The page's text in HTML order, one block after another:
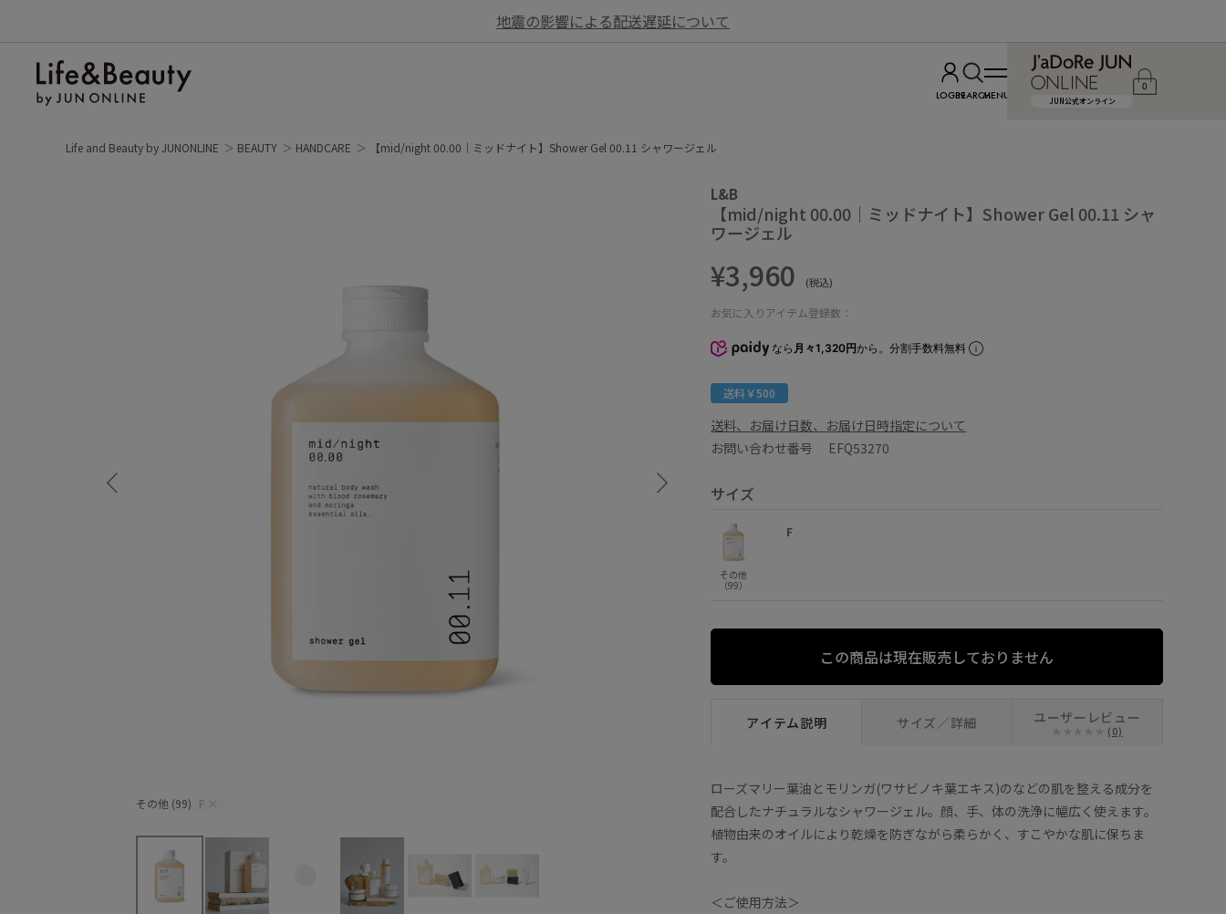
地震の影響による配送遅延について
LOGINSEARCHMENU JUN公式オンライン
0
Life and Beauty by JUNONLINE BEAUTY HANDCARE 【mid/night 00.00｜ミッドナイト】Shower Gel 00.11 シャワージェル
その他 (99) F ×
L&B
【mid/night 00.00｜ミッドナイト】Shower Gel 00.11 シャ
ワージェル
¥3,960 (税込)
お気に入りアイテム登録数：
なら 月々1,320円から。分割手数料無料
送料￥500
送料、お届け日数、お届け日時指定について
お問い合わせ番号 EFQ53270
サイズ
その他
（99）
F
この商品は現在販売しておりません
アイテム説明 サイズ／詳細 ユーザーレビュー
(0)
ローズマリー葉油とモリンガ(ワサビノキ葉エキス)のなどの肌を整える成分を
配合したナチュラルなシャワージェル。顔、手、体の洗浄に幅広く使えます。
植物由来のオイルにより乾燥を防ぎながら柔らかく、すこやかな肌に保ちま
す。
＜ご使用方法＞